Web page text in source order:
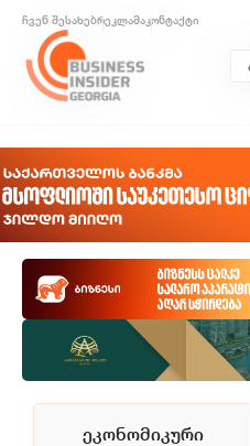
ჩვენ შესახებრეკლამაკონტაქტი
ეკონომიკური